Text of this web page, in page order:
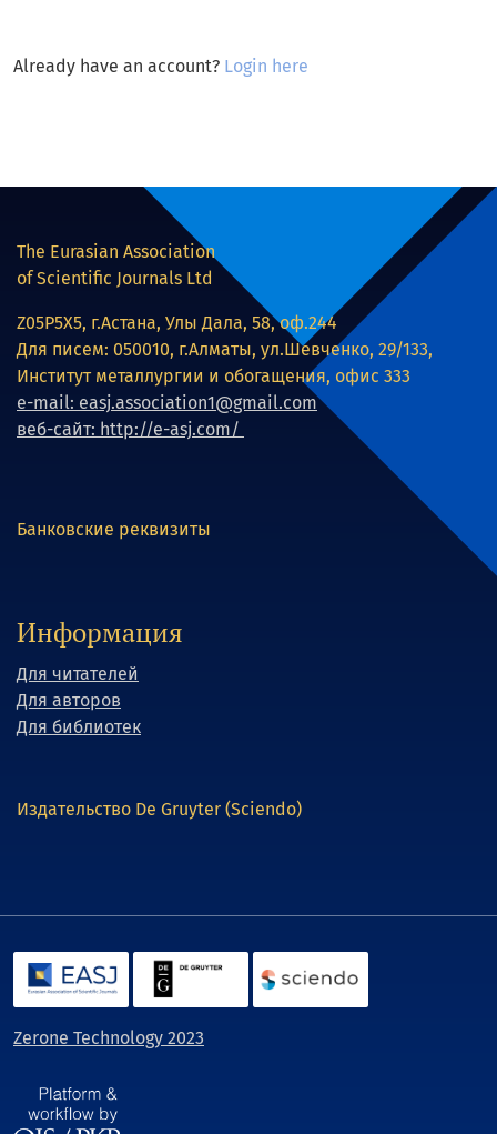
Already have an account? Login here
The Eurasian Association
of Scientific Journals Ltd
Z05P5X5, г.Астана, Улы Дала, 58, оф.244
Для писем: 050010, г.Алматы, ул.Шевченко, 29/133,
Институт металлургии и обогащения, офис 333
e-mail: easj.association1@gmail.com
веб-сайт: http://e-asj.com/
Банковские реквизиты
Информация
Для читателей
Для авторов
Для библиотек
Издательство De Gruyter (Sciendo)
Zerone Technology 2023